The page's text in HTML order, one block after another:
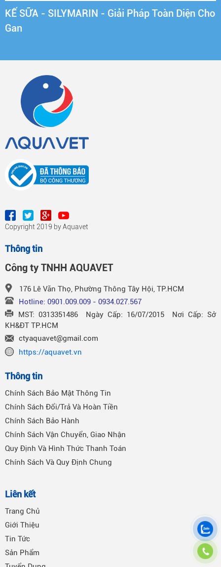
KẾ SỮA - SILYMARIN - Giải Pháp Toàn Diện Cho
Gan
Copyright 2019 by Aquavet
Thông tin
Công ty TNHH AQUAVET
176 Lê Văn Thọ, Phường Thông Tây Hội, TP.HCM
Hotline: 0901.009.009 - 0934.027.567
MST: 0313351486 Ngày Cấp: 16/07/2015 Nơi Cấp: Sở
KH&ĐT TP.HCM
ctyaquavet@gmail.com
https://aquavet.vn
Thông tin
Chính Sách Bảo Mật Thông Tin
Chính Sách Đổi/Trả Và Hoàn Tiền
Chính Sách Bảo Hành
Chính Sách Vận Chuyển, Giao Nhận
Quy Định Và Hình Thức Thanh Toán
Chính Sách Và Quy Định Chung
Liên kết
Trang Chủ
Giới Thiệu
Tin Tức
Sản Phẩm